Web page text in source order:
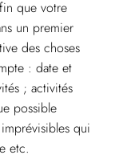
que votre
un premier
des choses
: date et
; activités
possible
qui
etc.